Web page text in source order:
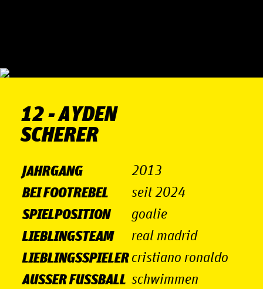
12 - AYDEN
SCHE­RER
JAHRGANG 2013
BEI FOOTREBEL seit 2024
SPIELPOSITION goalie
LIEBLINGSTEAM real madrid
LIEBLINGSSPIELERcristiano ronaldo
AUSSER FUSSBALL schwimmen